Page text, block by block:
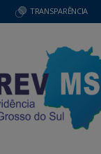
TRANSPARÊNCIA